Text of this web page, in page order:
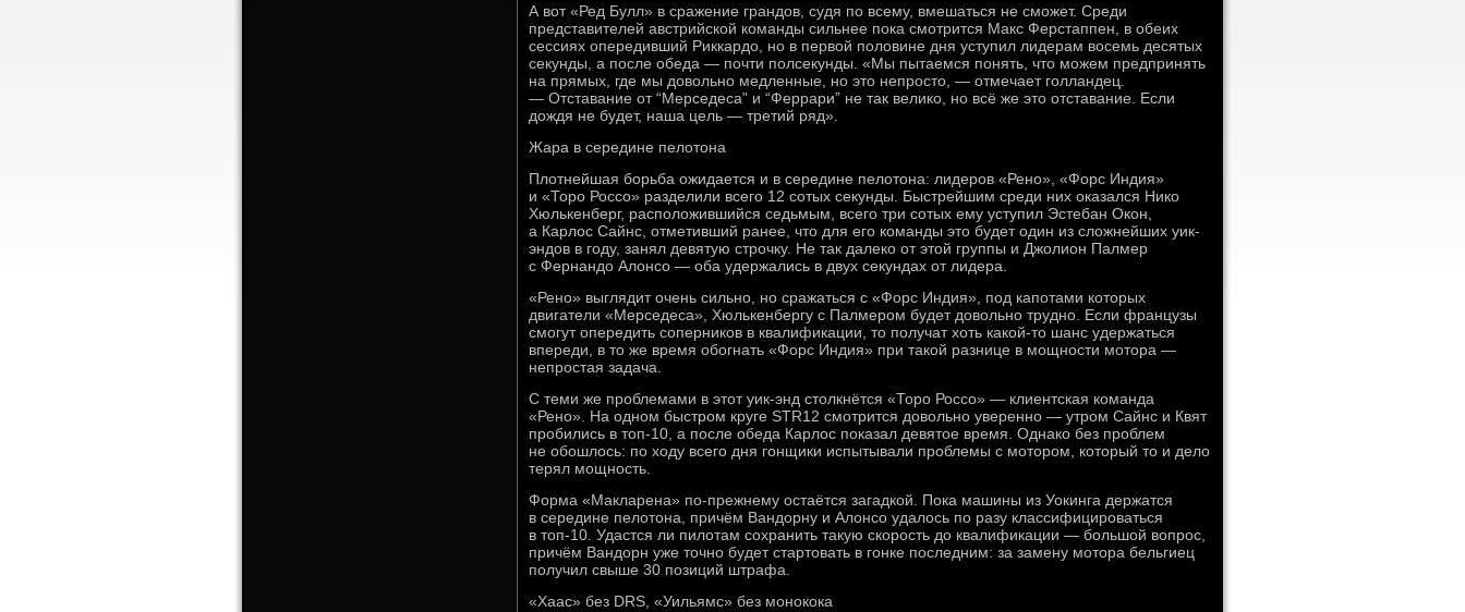
А вот «Ред Булл» в сражение грандов, судя по всему, вмешаться не сможет. Среди
представителей австрийской команды сильнее пока смотрится Макс Ферстаппен, в обеих
сессиях опередивший Риккардо, но в первой половине дня уступил лидерам восемь десятых
секунды, а после обеда — почти полсекунды. «Мы пытаемся понять, что можем предпринять
на прямых, где мы довольно медленные, но это непросто, — отмечает голландец.
— Отставание от “Мерседеса” и “Феррари” не так велико, но всё же это отставание. Если
дождя не будет, наша цель — третий ряд».
Жара в середине пелотона
Плотнейшая борьба ожидается и в середине пелотона: лидеров «Рено», «Форс Индия»
и «Торо Россо» разделили всего 12 сотых секунды. Быстрейшим среди них оказался Нико
Хюлькенберг, расположившийся седьмым, всего три сотых ему уступил Эстебан Окон,
а Карлос Сайнс, отметивший ранее, что для его команды это будет один из сложнейших уик-
эндов в году, занял девятую строчку. Не так далеко от этой группы и Джолион Палмер
с Фернандо Алонсо — оба удержались в двух секундах от лидера.
«Рено» выглядит очень сильно, но сражаться с «Форс Индия», под капотами которых
двигатели «Мерседеса», Хюлькенбергу с Палмером будет довольно трудно. Если французы
смогут опередить соперников в квалификации, то получат хоть какой-то шанс удержаться
впереди, в то же время обогнать «Форс Индия» при такой разнице в мощности мотора —
непростая задача.
C теми же проблемами в этот уик-энд столкнётся «Торо Россо» — клиентская команда
«Рено». На одном быстром круге STR12 смотрится довольно уверенно — утром Сайнс и Квят
пробились в топ-10, а после обеда Карлос показал девятое время. Однако без проблем
не обошлось: по ходу всего дня гонщики испытывали проблемы с мотором, который то и дело
терял мощность.
Форма «Макларена» по-прежнему остаётся загадкой. Пока машины из Уокинга держатся
в середине пелотона, причём Вандорну и Алонсо удалось по разу классифицироваться
в топ-10. Удастся ли пилотам сохранить такую скорость до квалификации — большой вопрос,
причём Вандорн уже точно будет стартовать в гонке последним: за замену мотора бельгиец
получил свыше 30 позиций штрафа.
«Хаас» без DRS, «Уильямс» без монокока